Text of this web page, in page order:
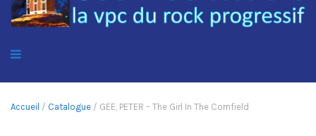
Accueil / Catalogue / GEE, PETER – The Girl In The Cornfield